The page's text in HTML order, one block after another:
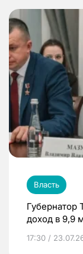
Власть
Губернатор
доход в 9,9
17:30 /